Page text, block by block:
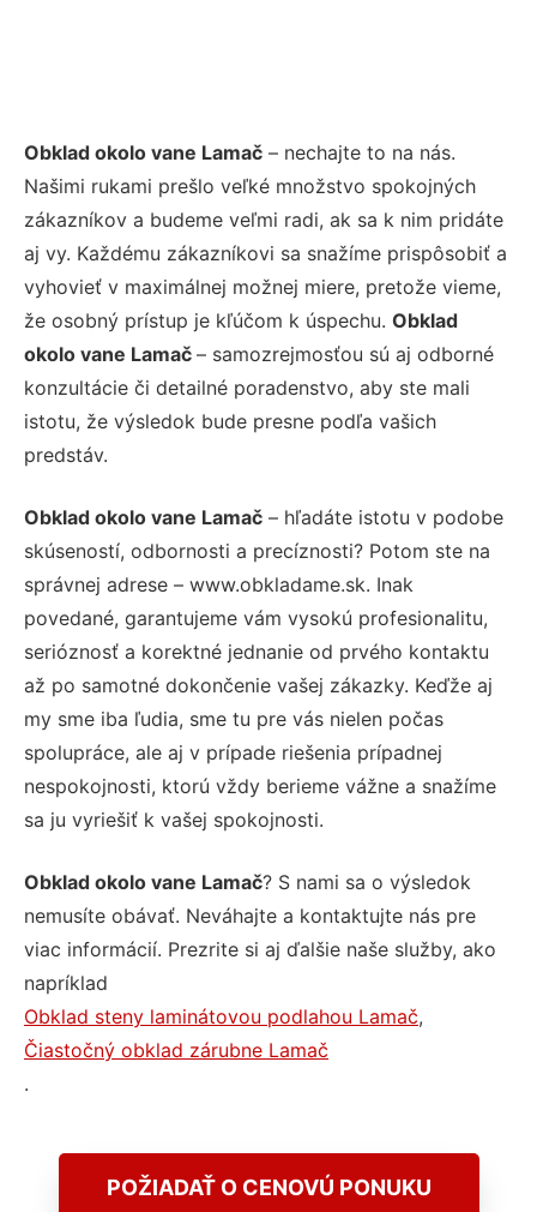
Obklad okolo vane Lamač – nechajte to na nás.
Našimi rukami prešlo veľké množstvo spokojných
zákazníkov a budeme veľmi radi, ak sa k nim pridáte
aj vy. Každému zákazníkovi sa snažíme prispôsobiť a
vyhovieť v maximálnej možnej miere, pretože vieme,
že osobný prístup je kľúčom k úspechu. Obklad
okolo vane Lamač – samozrejmosťou sú aj odborné
konzultácie či detailné poradenstvo, aby ste mali
istotu, že výsledok bude presne podľa vašich
predstáv.
Obklad okolo vane Lamač – hľadáte istotu v podobe
skúseností, odbornosti a precíznosti? Potom ste na
správnej adrese – www.obkladame.sk. Inak
povedané, garantujeme vám vysokú profesionalitu,
serióznosť a korektné jednanie od prvého kontaktu
až po samotné dokončenie vašej zákazky. Keďže aj
my sme iba ľudia, sme tu pre vás nielen počas
spolupráce, ale aj v prípade riešenia prípadnej
nespokojnosti, ktorú vždy berieme vážne a snažíme
sa ju vyriešiť k vašej spokojnosti.
Obklad okolo vane Lamač? S nami sa o výsledok
nemusíte obávať. Neváhajte a kontaktujte nás pre
viac informácií. Prezrite si aj ďalšie naše služby, ako
napríklad
Obklad steny laminátovou podlahou Lamač,
Čiastočný obklad zárubne Lamač
.
POŽIADAŤ O CENOVÚ PONUKU